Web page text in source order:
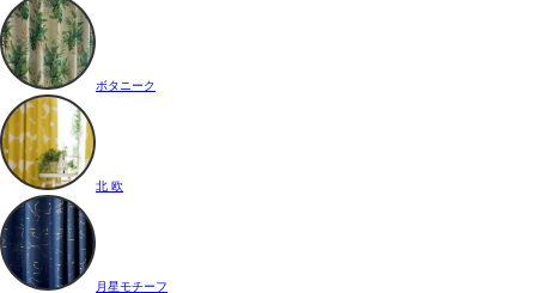
ボタニーク
北 欧
月星モチーフ